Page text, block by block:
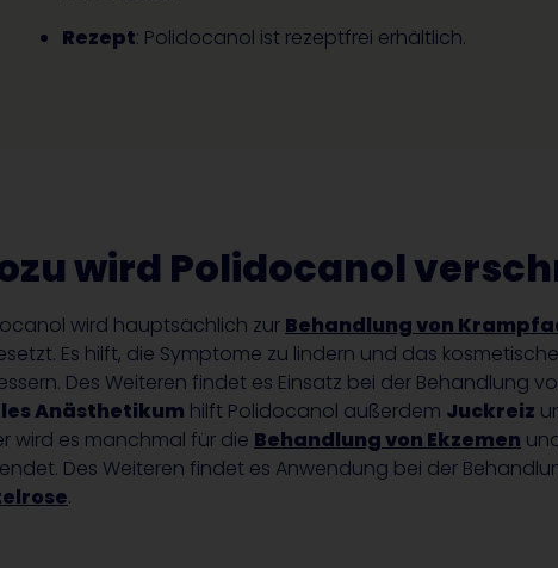
Rezept: Polidocanol ist rezeptfrei erhältlich.
wird Polidocanol
wird hauptsächlich zur Behandlung von
Es hilft, die Symptome zu lindern und das
Des Weiteren findet es Einsatz bei der Behandlung
Anästhetikum hilft Polidocanol außerdem Juckreiz
wird es manchmal für die Behandlung von Ekzemen
Des Weiteren findet es Anwendung bei der
.